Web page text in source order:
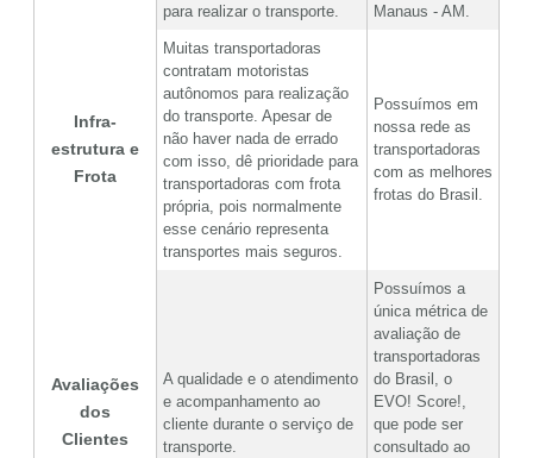
para realizar o transporte.
Manaus - AM.
Infra-
estrutura e
Frota
Muitas transportadoras
contratam motoristas
autônomos para realização
do transporte. Apesar de
não haver nada de errado
com isso, dê prioridade para
transportadoras com frota
própria, pois normalmente
esse cenário representa
transportes mais seguros.
Possuímos em
nossa rede as
transportadoras
com as melhores
frotas do Brasil.
Avaliações
dos
Clientes
A qualidade e o atendimento
e acompanhamento ao
cliente durante o serviço de
transporte.
Possuímos a
única métrica de
avaliação de
transportadoras
do Brasil, o
EVO! Score!,
que pode ser
consultado ao